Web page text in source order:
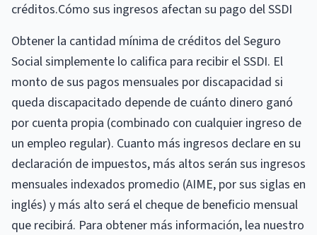
créditos.Cómo sus ingresos afectan su pago del SSDI
Obtener la cantidad mínima de créditos del Seguro
Social simplemente lo califica para recibir el SSDI. El
monto de sus pagos mensuales por discapacidad si
queda discapacitado depende de cuánto dinero ganó
por cuenta propia (combinado con cualquier ingreso de
un empleo regular). Cuanto más ingresos declare en su
declaración de impuestos, más altos serán sus ingresos
mensuales indexados promedio (AIME, por sus siglas en
inglés) y más alto será el cheque de beneficio mensual
que recibirá. Para obtener más información, lea nuestro